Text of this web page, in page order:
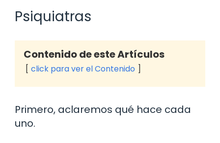
Psiquiatras
Contenido de este Artículos
click para ver el Contenido
Primero, aclaremos qué hace cada
uno.